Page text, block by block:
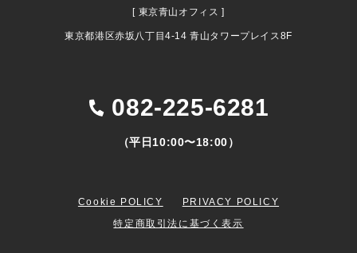
[ 東京青山オフィス ]
東京都港区赤坂八丁目4-14 青山タワープレイス8F
082-225-6281
（平日10:00〜18:00）
Cookie POLICY
PRIVACY POLICY
特定商取引法に基づく表示